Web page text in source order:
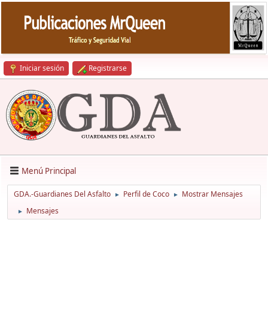
Iniciar sesión Registrarse
Menú Principal
GDA.-Guardianes Del Asfalto ► Perfil de Coco ► Mostrar Mensajes
► Mensajes